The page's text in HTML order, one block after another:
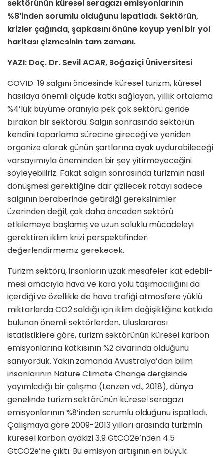
sektörünün küresel seragazı emisyonlarının
%8’inden sorumlu olduğunu ispatladı. Sektörün,
krizler çağında, şapkasını önüne koyup yeni bir yol
haritası çizmesinin tam zamanı.
YAZI: Doç. Dr. Sevil ACAR, Boğaziçi Üniversitesi
COVID-19 salgını öncesinde küresel turizm, küre­sel
hasılaya önemli ölçüde katkı sağlayan, yıllık ortalama
%4’lük büyüme oranıyla pek çok sektörü geride
bırakan bir sektördü. Salgın sonrasında sektörün
kendini toparlama sürecine gireceği ve yeniden
organize olarak günün şartlarına ayak uydurabileceği
varsayımıyla öneminden bir şey yitirmeyeceğini
söyleyebiliriz. Fakat salgın sonrasında turizmin nasıl
dönüşmesi gerektiğine dair çizilecek rotayı sadece
salgının beraberinde getirdiği gereksinimler
üzerinden değil, çok daha önceden sektörü
etkilemeye başlamış ve uzun soluklu mücadeleyi
gerektiren iklim krizi perspektifinden
değerlendirmemiz gerekecek.
Turizm sektörü, insanların uzak mesafeler kat edebil­
mesi amacıyla hava ve kara yolu taşımacılığını da
içerdi­ği ve özellikle de hava trafiği atmosfere yüklü
miktarlarda CO2 saldığı için iklim değişikliğine katkıda
bulunan önemli sektörlerden. Uluslararası
istatistiklere göre, turizm sektörünün küresel karbon
emisyonlarına katkısının %2 civarında olduğunu
sanıyorduk. Yakın zamanda Avustralya’dan bilim
insanlarının Nature Climate Change dergisinde
yayımladığı bir çalışma (Lenzen vd., 2018), dünya
genelinde turizm sektörünün küresel seragazı
emisyonlarının %8’inden sorumlu olduğunu ispatladı.
Çalışmaya göre 2009-2013 yılları arasında turizmin
küresel karbon ayakizi 3.9 GtCO2e’nden 4.5
GtCO2e’ne çıktı. Bu emisyon artışının en büyük